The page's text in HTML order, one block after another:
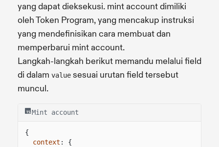
yang dapat dieksekusi. mint account dimiliki
oleh Token Program, yang mencakup instruksi
yang mendefinisikan cara membuat dan
memperbarui mint account.
Langkah-langkah berikut memandu melalui field
di dalam value sesuai urutan field tersebut
muncul.
Mint account
{
context : {